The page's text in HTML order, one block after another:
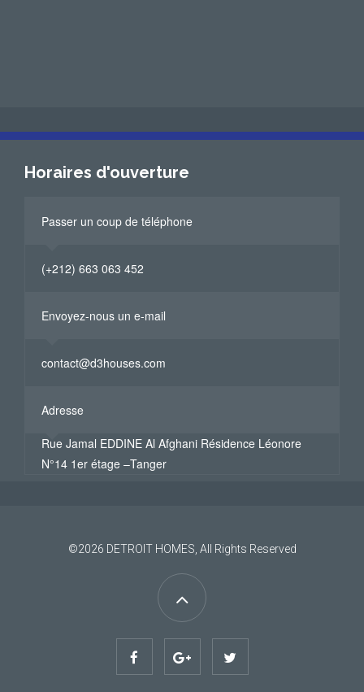
Horaires d'ouverture
Passer un coup de téléphone
(+212) 663 063 452
Envoyez-nous un e-mail
contact@d3houses.com
Adresse
Rue Jamal EDDINE Al Afghani Résidence Léonore
N°14 1er étage –Tanger
©2026 DETROIT HOMES , All Rights Reserved